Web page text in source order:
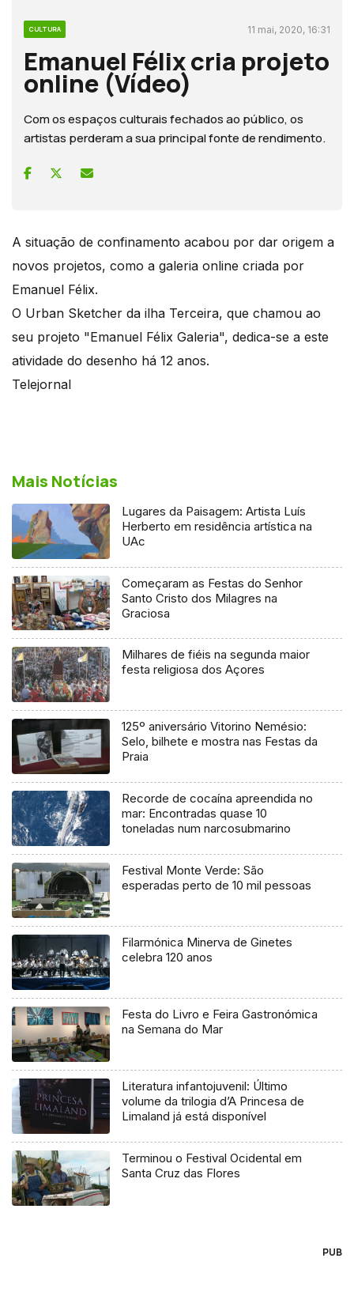
CULTURA 11 mai, 2020, 16:31
Emanuel Félix cria projeto
online (Vídeo)
Com os espaços culturais fechados ao público, os
artistas perderam a sua principal fonte de rendimento.
A situação de confinamento acabou por dar origem a
novos projetos, como a galeria online criada por
Emanuel Félix.
O Urban Sketcher da ilha Terceira, que chamou ao
seu projeto "Emanuel Félix Galeria", dedica-se a este
atividade do desenho há 12 anos.
Telejornal
Mais Notícias
Lugares da Paisagem: Artista Luís
Herberto em residência artística na
UAc
Começaram as Festas do Senhor
Santo Cristo dos Milagres na
Graciosa
Milhares de fiéis na segunda maior
festa religiosa dos Açores
125º aniversário Vitorino Nemésio:
Selo, bilhete e mostra nas Festas da
Praia
Recorde de cocaína apreendida no
mar: Encontradas quase 10
toneladas num narcosubmarino
Festival Monte Verde: São
esperadas perto de 10 mil pessoas
Filarmónica Minerva de Ginetes
celebra 120 anos
Festa do Livro e Feira Gastronómica
na Semana do Mar
Literatura infantojuvenil: Último
volume da trilogia d’A Princesa de
Limaland já está disponível
Terminou o Festival Ocidental em
Santa Cruz das Flores
PUB